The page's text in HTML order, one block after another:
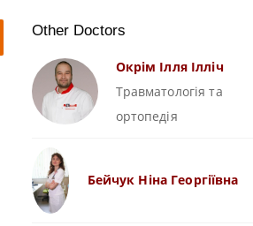
Other Doctors
Окрім Ілля Ілліч
Травматологія та
ортопедія
Бейчук Ніна Георгіївна